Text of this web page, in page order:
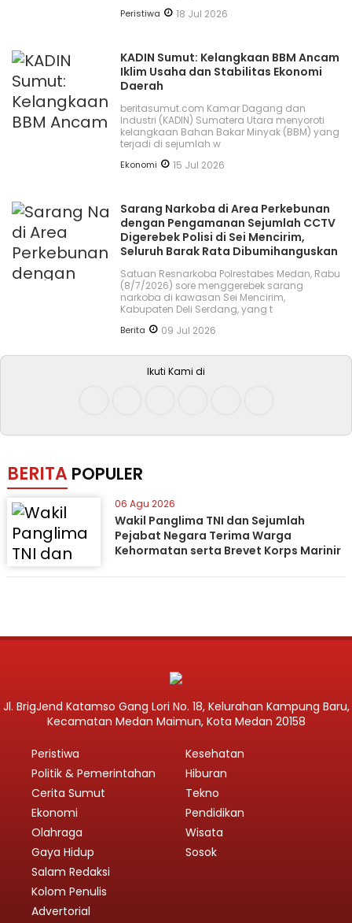
Peristiwa 18 Jul 2026
KADIN Sumut: Kelangkaan BBM Ancam
Iklim Usaha dan Stabilitas Ekonomi
Daerah
beritasumut.com Kamar Dagang dan
Industri (KADIN) Sumatera Utara menyoroti
kelangkaan Bahan Bakar Minyak (BBM) yang
terjadi di sejumlah w
Ekonomi 15 Jul 2026
Sarang Narkoba di Area Perkebunan
dengan Pengamanan Sejumlah CCTV
Digerebek Polisi di Sei Mencirim,
Seluruh Barak Rata Dibumihanguskan
Satuan Resnarkoba Polrestabes Medan, Rabu
(8/7/2026) sore menggerebek sarang
narkoba di kawasan Sei Mencirim,
Kabupaten Deli Serdang, yang t
Berita 09 Jul 2026
Ikuti Kami di
BERITA POPULER
06 Agu 2026
Wakil Panglima TNI dan Sejumlah
Pejabat Negara Terima Warga
Kehormatan serta Brevet Korps Marinir
Jl. BrigJend Katamso Gang Lori No. 18, Kelurahan Kampung Baru,
Kecamatan Medan Maimun, Kota Medan 20158
Peristiwa
Politik & Pemerintahan
Cerita Sumut
Ekonomi
Olahraga
Gaya Hidup
Kesehatan
Hiburan
Tekno
Pendidikan
Wisata
Sosok
Salam Redaksi
Kolom Penulis
Advertorial